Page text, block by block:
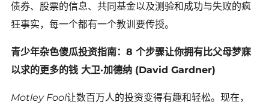
债券、股票的信息、共同基金以及测验和成功与失败的疯
狂事实，每一个都有一个教训要传授。
青少年杂色傻瓜投资指南：8 个步骤让你拥有比父母梦寐
以求的更多的钱 大卫·加德纳 (David Gardner)
Motley Fool让数百万人的投资变得有趣和轻松。现在，